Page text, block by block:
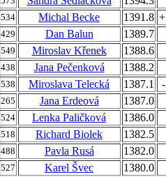
534 Michal Becke 1391.8
429 Dan Balun
1389.7
549 Miroslav Křenek
1388.6
438 Jana Pečenková
1388.2
538 Miroslava Telecká 1387.1
265 Jana Erdeová
1387.0
524 Lenka Paličková
1386.0
518 Richard Biolek
1382.5
488 Pavla Rusá
1382.0
527 Karel Švec
1380.0